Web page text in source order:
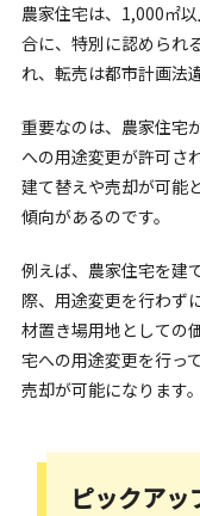
農家住宅は、1,000㎡
合に、特別に認められ
れ、転売は都市計画法
重要なのは、農家住宅
への用途変更が許可さ
建て替えや売却が可能
傾向があるのです。
例えば、農家住宅を建
際、用途変更を行わず
材置き場用地としての
宅への用途変更を行っ
売却が可能になります。
ピックアッ